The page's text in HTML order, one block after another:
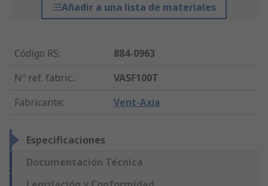
Añadir a una lista de materiales
Código RS:
884-0963
Nº ref. fabric.:
VASF100T
Fabricante: Vent-Axia
Especificaciones
Documentación Técnica